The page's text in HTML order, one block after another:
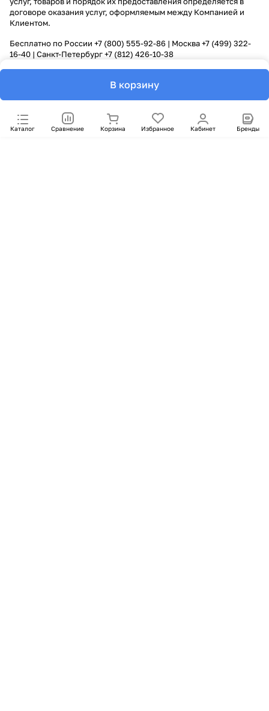
В корзину
Каталог Сравнение Корзина Избранное Кабинет Бренды
договоре оказания услуг, оформляемым между Компанией и
Клиентом.
Бесплатно по России +7 (800) 555-92-86 | Москва+7 (499) 322-
16-40 | Санкт-Петербург+7 (812) 426-10-38